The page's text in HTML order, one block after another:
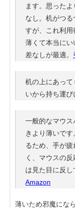
ます。思った
なし。机がつ
すが、これ利用
薄くて本当に
差なしが最適。
机の上にあっ
いから持ち運び
一般的なマウ
きより薄いで
るため、手が
く、マウスの
は見た目に反し
Amazon
薄いため邪魔にな